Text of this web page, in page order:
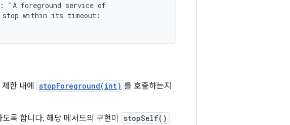
"A foreground service of
not stop within its timeout:
한 내에
stopForeground(int) 를 호출하는지
록 합니다. 해당 메서드의 구현이 stopSelf()